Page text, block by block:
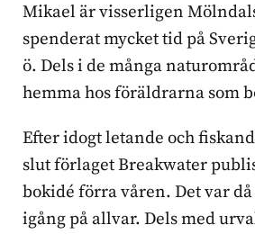
Mikael är visserligen
spenderat mycket tid på
ö. Dels i de många
hemma hos föräldrarna som
Efter idogt letande och
slut förlaget Breakwater
bokidé förra våren. Det var
igång på allvar. Dels med